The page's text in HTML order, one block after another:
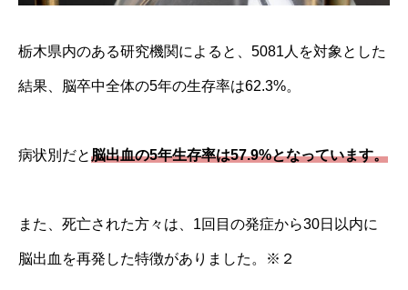
栃木県内のある研究機関によると、5081人を対象とした
結果、脳卒中全体の5年の生存率は62.3%。
病状別だと脳出血の5年生存率は57.9%となっています。
また、死亡された方々は、1回目の発症から30日以内に
脳出血を再発した特徴がありました。※２